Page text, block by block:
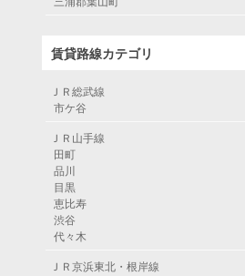
賃貸路線カテゴリ
ＪＲ総武線
市ケ谷
ＪＲ山手線
田町
品川
目黒
恵比寿
渋谷
代々木
ＪＲ京浜東北・根岸線